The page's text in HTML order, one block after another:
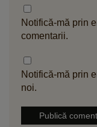
Notifică-mă prin
comentarii.
Notifică-mă prin
noi.